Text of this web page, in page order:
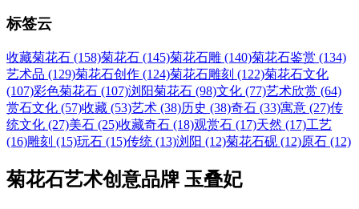
标签云
收藏菊花石 (158)菊花石 (145)菊花石雕 (140)菊花石鉴赏 (134)
艺术品 (129)菊花石创作 (124)菊花石雕刻 (122)菊花石文化
(107)彩色菊花石 (107)浏阳菊花石 (98)文化 (77)艺术欣赏 (64)
赏石文化 (57)收藏 (53)艺术 (38)历史 (38)奇石 (33)寓意 (27)传
统文化 (27)美石 (25)收藏奇石 (18)观赏石 (17)天然 (17)工艺
(16)雕刻 (15)玩石 (15)传统 (13)浏阳 (12)菊花石砚 (12)原石 (12)
菊花石艺术创意品牌 玉叠妃